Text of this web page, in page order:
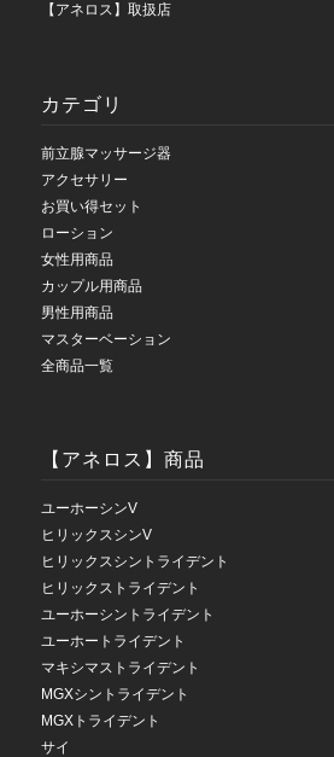
【アネロス】取扱店
カテゴリ
前立腺マッサージ器
アクセサリー
お買い得セット
ローション
女性用商品
カップル用商品
男性用商品
マスターベーション
全商品一覧
【アネロス】商品
ユーホーシンV
ヒリックスシンV
ヒリックスシントライデント
ヒリックストライデント
ユーホーシントライデント
ユーホートライデント
マキシマストライデント
MGXシントライデント
MGXトライデント
サイ